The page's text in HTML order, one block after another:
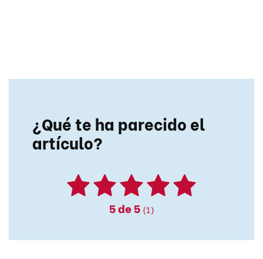
¿Qué te ha parecido el
artículo?
5de 5 (1)